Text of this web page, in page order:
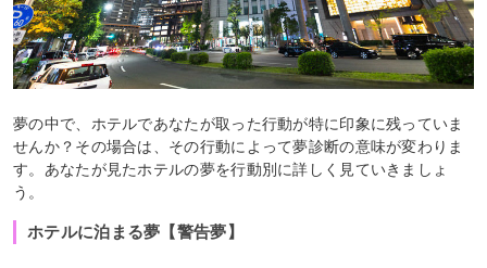
夢の中で、ホテルであなたが取った行動が特に印象に残っていま
せんか？その場合は、その行動によって夢診断の意味が変わりま
す。あなたが見たホテルの夢を行動別に詳しく見ていきましょ
う。
ホテルに泊まる夢【警告夢】